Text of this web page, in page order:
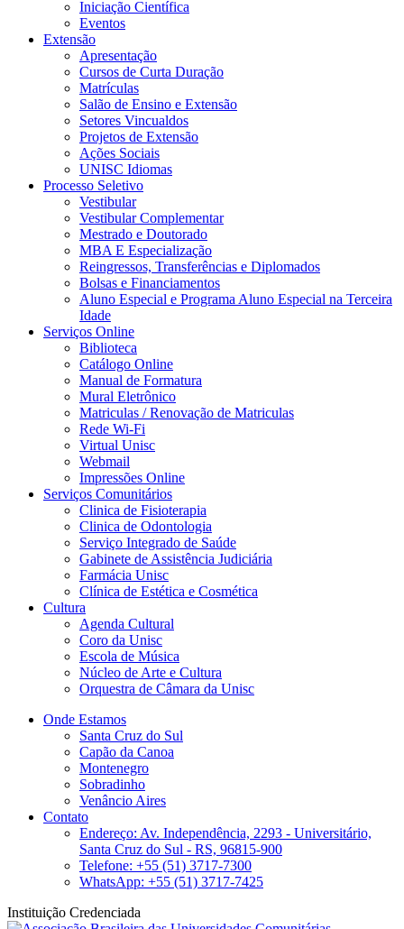
Iniciação Científica
Eventos
Extensão
Apresentação
Cursos de Curta Duração
Matrículas
Salão de Ensino e Extensão
Setores Vincualdos
Projetos de Extensão
Ações Sociais
UNISC Idiomas
Processo Seletivo
Vestibular
Vestibular Complementar
Mestrado e Doutorado
MBA E Especialização
Reingressos, Transferências e Diplomados
Bolsas e Financiamentos
Aluno Especial e Programa Aluno Especial na Terceira
Idade
Serviços Online
Biblioteca
Catálogo Online
Manual de Formatura
Mural Eletrônico
Matriculas / Renovação de Matriculas
Rede Wi-Fi
Virtual Unisc
Webmail
Impressões Online
Serviços Comunitários
Clinica de Fisioterapia
Clinica de Odontologia
Serviço Integrado de Saúde
Gabinete de Assistência Judiciária
Farmácia Unisc
Clínica de Estética e Cosmética
Cultura
Agenda Cultural
Coro da Unisc
Escola de Música
Núcleo de Arte e Cultura
Orquestra de Câmara da Unisc
Onde Estamos
Santa Cruz do Sul
Capão da Canoa
Montenegro
Sobradinho
Venâncio Aires
Contato
Endereço: Av. Independência, 2293 - Universitário,
Santa Cruz do Sul - RS, 96815-900
Telefone: +55 (51) 3717-7300
WhatsApp: +55 (51) 3717-7425
Instituição Credenciada